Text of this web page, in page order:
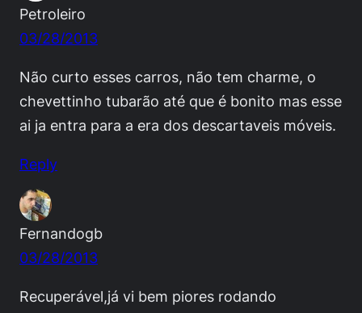
Petroleiro
03/28/2013
Não curto esses carros, não tem charme, o
chevettinho tubarão até que é bonito mas esse
ai ja entra para a era dos descartaveis móveis.
Reply
Fernandogb
03/28/2013
Recuperável,já vi bem piores rodando